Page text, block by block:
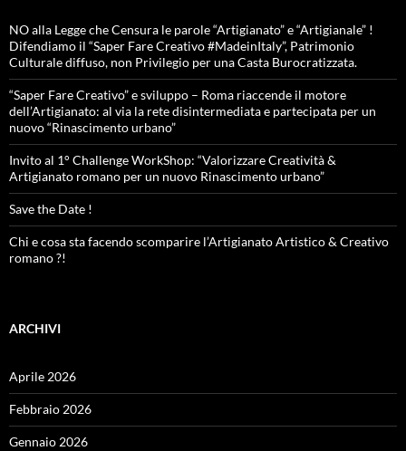
NO alla Legge che Censura le parole “Artigianato” e “Artigianale” !
Difendiamo il “Saper Fare Creativo #MadeinItaly”, Patrimonio
Culturale diffuso, non Privilegio per una Casta Burocratizzata.
“Saper Fare Creativo” e sviluppo – Roma riaccende il motore
dell’Artigianato: al via la rete disintermediata e partecipata per un
nuovo “Rinascimento urbano”
Invito al 1° Challenge WorkShop: “Valorizzare Creatività &
Artigianato romano per un nuovo Rinascimento urbano”
Save the Date !
Chi e cosa sta facendo scomparire l’Artigianato Artistico & Creativo
romano ?!
ARCHIVI
Aprile 2026
Febbraio 2026
Gennaio 2026